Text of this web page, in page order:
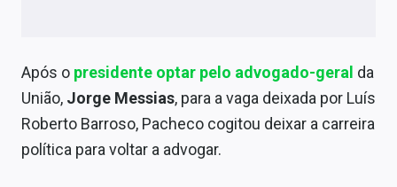
Após o presidente optar pelo advogado-geral da
União, Jorge Messias, para a vaga deixada por Luís
Roberto Barroso, Pacheco cogitou deixar a carreira
política para voltar a advogar.